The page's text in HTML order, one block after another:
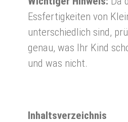
Essfertigkeiten von
unterschiedlich sind,
genau, was Ihr Kind
und was nicht.
Inhaltsverzeichnis